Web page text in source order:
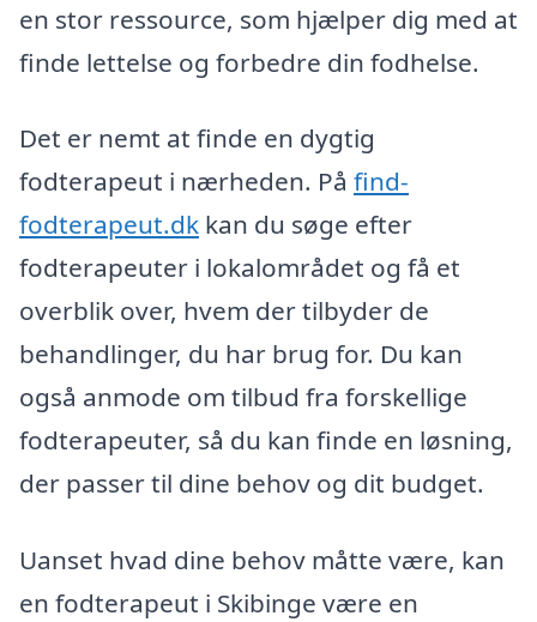
en stor ressource, som hjælper dig med at
finde lettelse og forbedre din fodhelse.
Det er nemt at finde en dygtig
fodterapeut i nærheden. På find-
fodterapeut.dk kan du søge efter
fodterapeuter i lokalområdet og få et
overblik over, hvem der tilbyder de
behandlinger, du har brug for. Du kan
også anmode om tilbud fra forskellige
fodterapeuter, så du kan finde en løsning,
der passer til dine behov og dit budget.
Uanset hvad dine behov måtte være, kan
en fodterapeut i Skibinge være en